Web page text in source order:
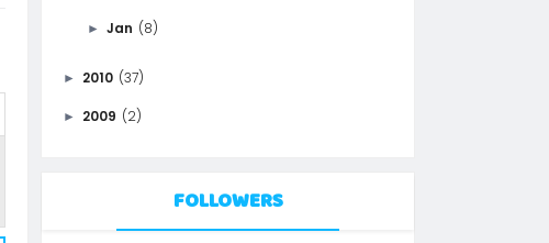
► Jan (8)
► 2010 (37)
► 2009 (2)
FOLLOWERS